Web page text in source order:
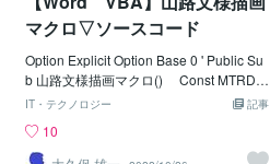
マクロ▽ソースコード
Option Explicit Option Base 0 ' Public Su
b 山路文様描画マクロ() Const MTRDL
EFT = 80 '描画開始位置Ｘ Const
' Const MTRDSWID = 30 '描画幅
Const MTRDSHEI = 12 '描画高さ
記事
IT・テクノロジー
10